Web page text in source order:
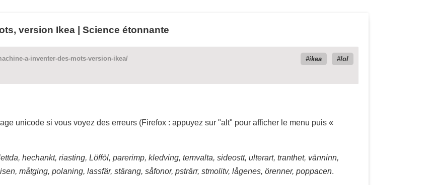
version Ikea | Science étonnante
a-inventer-des-mots-version-ikea/ ikea
lol
unicode si vous voyez des erreurs (Firefox : appuyez sur "alt" pour afficher le menu puis «
hechankt, riasting, Löfföl, parerimp, kledving, temvalta, sideostt, ulterart, tranthet, vänninn,
måtging, polaning, lassfär, stärang, såfonor, psträrr, stmolitv, lågenes, örenner, poppacen.